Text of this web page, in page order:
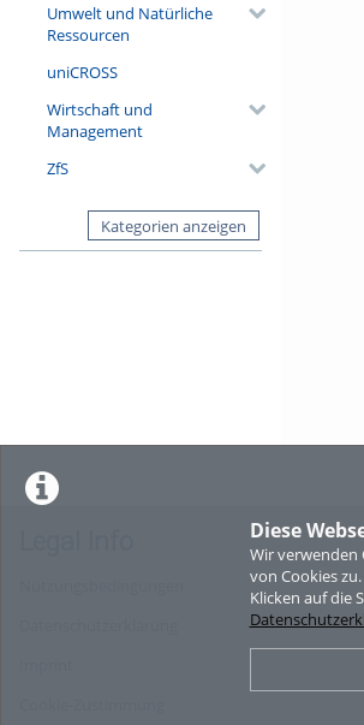
Diese
Wir verwenden
von Cookies
Klicken auf die
Umwelt und Natürliche
Ressourcen
uniCROSS
Wirtschaft und
Management
ZfS
Kategorien anzeigen